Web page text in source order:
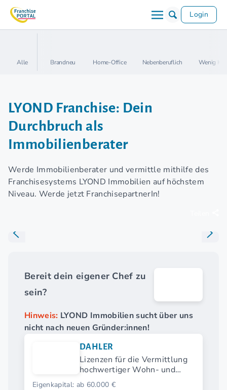
Login
Alle Brandneu Home-Office Nebenberuflich Wenig
LYOND Franchise: Dein
Durchbruch als
Immobilienberater
Werde Immobilienberater und vermittle mithilfe des
Franchisesystems LYOND Immobilien auf höchstem
Niveau. Werde jetzt FranchisepartnerIn!
Bereit dein eigener Chef zu
sein?
Hinweis: LYOND Immobilien sucht über uns
nicht nach neuen Gründer:innen!
DAHLER
Lizenzen für die Vermittlung
hochwertiger Wohn- und
Anlageimmobilien
Eigenkapital: ab 60.000 €